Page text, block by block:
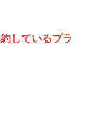
しているプラ